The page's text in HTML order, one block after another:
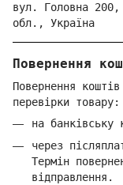
вул. Головна
обл., Україна
Повернення
Повернення
перевірки товару:
на банківську
через
Термін
відправлення.